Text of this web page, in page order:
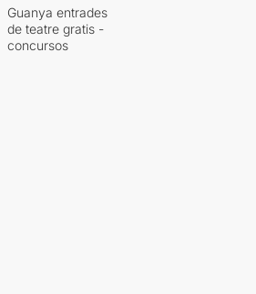
Guanya entrades
de teatre gratis -
concursos